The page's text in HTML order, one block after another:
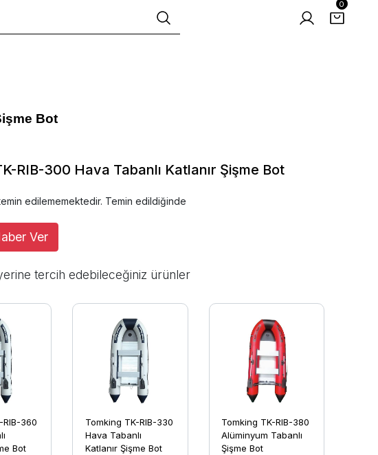
0
Bot
RIB-300 Hava Tabanlı Katlanır Şişme Bot
edilememektedir. Temin edildiğinde
Ver
tercih edebileceğiniz ürünler
RIB-360
Bot
Tomking TK-RIB-330
Hava Tabanlı
Katlanır Şişme Bot
Tomking TK-RIB-380
Alüminyum Tabanlı
Şişme Bot